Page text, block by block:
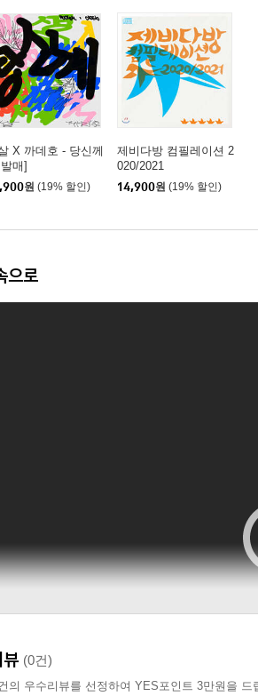
X 까데호 - 당신께
매]
원 (19% 할인)
제비다방 컴필레이션 2
020/2021
14,900원 (19% 할인)
으로
(0건)
의 우수리뷰를 선정하여 YES포인트 3만원을 드